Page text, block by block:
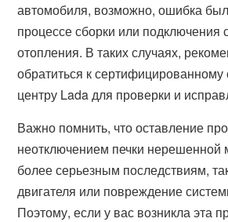
автомобиля, возможно, ошибка
процессе сборки или подключения
отопления. В таких случаях,
обратиться к
центру Lada для проверки и
Важно помнить, что оставление
неотключением печки нерешенной
более серьезным последствиям,
двигателя или повреждение
Поэтому, если у вас возникла эта